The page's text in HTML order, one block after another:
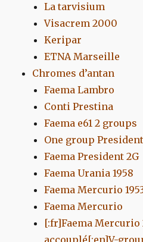
La tarvisium
Visacrem 2000
Keripar
ETNA Marseille
Chromes d’antan
Faema Lambro
Conti Prestina
Faema e61 2 groups
One group President
Faema President 2G
Faema Urania 1958
Faema Mercurio
Faema Mercurio
[:fr]Faema Mercurio